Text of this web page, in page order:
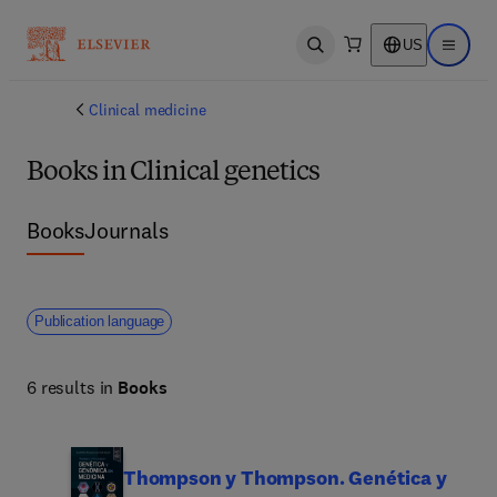
Open search US Open
Clinical medicine
Books in Clinical genetics
BooksJournals
Publication language
6 results in Books
Thompson y Thompson. Genética y